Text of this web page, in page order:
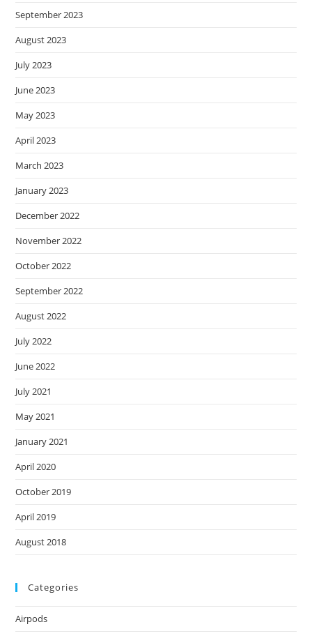
September 2023
August 2023
July 2023
June 2023
May 2023
April 2023
March 2023
January 2023
December 2022
November 2022
October 2022
September 2022
August 2022
July 2022
June 2022
July 2021
May 2021
January 2021
April 2020
October 2019
April 2019
August 2018
Categories
Airpods